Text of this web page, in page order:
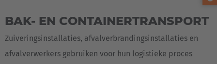
HERE
BAK- EN CONTAINERTRANSPORT
Zuiveringsinstallaties, afvalverbrandingsinstallaties en
afvalverwerkers gebruiken voor hun logistieke proces